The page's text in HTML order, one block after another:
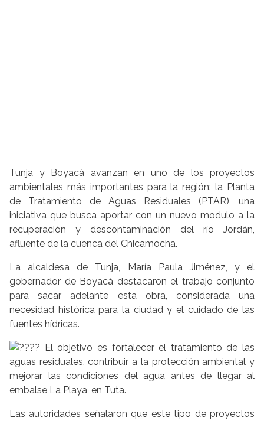
Tunja y Boyacá avanzan en uno de los proyectos
ambientales más importantes para la región: la Planta
de Tratamiento de Aguas Residuales (PTAR), una
iniciativa que busca aportar con un nuevo modulo a la
recuperación y descontaminación del río Jordán,
afluente de la cuenca del Chicamocha.
La alcaldesa de Tunja, María Paula Jiménez, y el
gobernador de Boyacá destacaron el trabajo conjunto
para sacar adelante esta obra, considerada una
necesidad histórica para la ciudad y el cuidado de las
fuentes hídricas.
El objetivo es fortalecer el tratamiento de las
aguas residuales, contribuir a la protección ambiental y
mejorar las condiciones del agua antes de llegar al
embalse La Playa, en Tuta.
Las autoridades señalaron que este tipo de proyectos